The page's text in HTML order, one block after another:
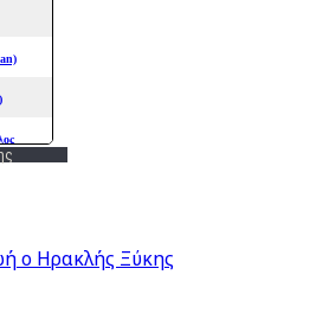
o Ηρακλής Ξύκης